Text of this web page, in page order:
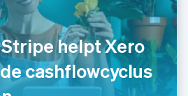
helpt Xero
cashflowcyclus